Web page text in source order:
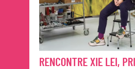
RENCONTRE XIE LEI,